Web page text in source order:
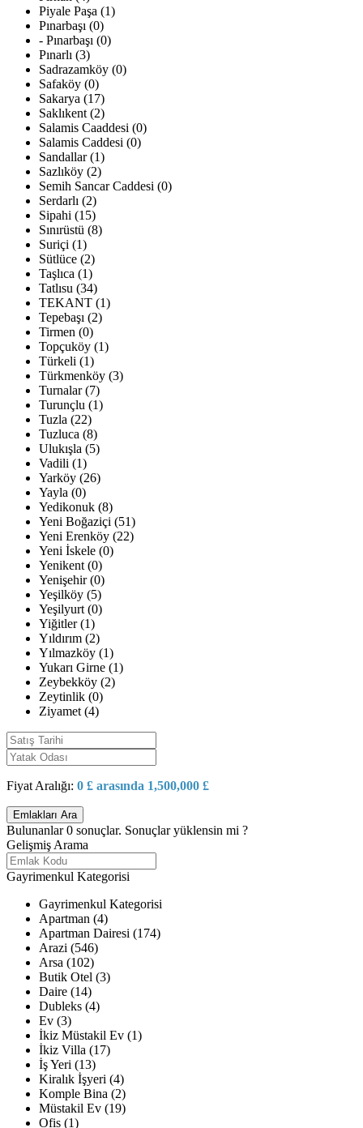
Piyale Paşa (1)
Pınarbaşı (0)
- Pınarbaşı (0)
Pınarlı (3)
Sadrazamköy (0)
Safaköy (0)
Sakarya (17)
Saklıkent (2)
Salamis Caaddesi (0)
Salamis Caddesi (0)
Sandallar (1)
Sazlıköy (2)
Semih Sancar Caddesi (0)
Serdarlı (2)
Sipahi (15)
Sınırüstü (8)
Suriçi (1)
Sütlüce (2)
Taşlıca (1)
Tatlısu (34)
TEKANT (1)
Tepebaşı (2)
Tirmen (0)
Topçuköy (1)
Türkeli (1)
Türkmenköy (3)
Turnalar (7)
Turunçlu (1)
Tuzla (22)
Tuzluca (8)
Ulukışla (5)
Vadili (1)
Yarköy (26)
Yayla (0)
Yedikonuk (8)
Yeni Boğaziçi (51)
Yeni Erenköy (22)
Yeni İskele (0)
Yenikent (0)
Yenişehir (0)
Yeşilköy (5)
Yeşilyurt (0)
Yiğitler (1)
Yıldırım (2)
Yılmazköy (1)
Yukarı Girne (1)
Zeybekköy (2)
Zeytinlik (0)
Ziyamet (4)
Fiyat Aralığı: 0 £ arasında 1,500,000 £
Bulunanlar0 sonuçlar. Sonuçlar yüklensin mi ?
Gelişmiş Arama
Gayrimenkul Kategorisi
Gayrimenkul Kategorisi
Apartman (4)
Apartman Dairesi (174)
Arazi (546)
Arsa (102)
Butik Otel (3)
Daire (14)
Dubleks (4)
Ev (3)
İkiz Müstakil Ev (1)
İkiz Villa (17)
İş Yeri (13)
Kiralık İşyeri (4)
Komple Bina (2)
Müstakil Ev (19)
Ofis (1)